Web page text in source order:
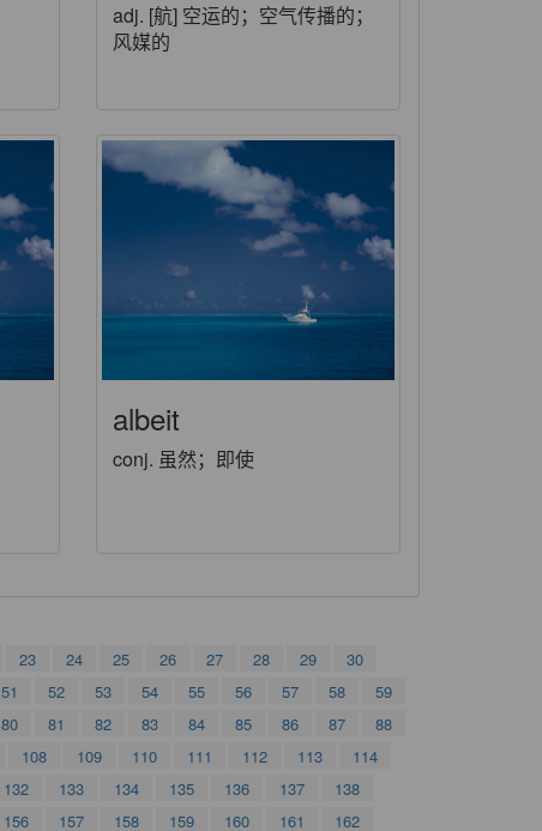
adj. [航] 空运的；空气传播的；
风媒的
albeit
conj. 虽然；即使
23 24 25 26 27 28 29
30
51 52 53 54 55 56 57 58
59
80 81 82 83 84 85 86 87
88
108 109 110 111 112 113
114
132 133 134 135 136 137
138
156 157 158 159 160 161 162